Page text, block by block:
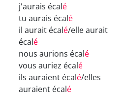
j'aurais écalé
tu aurais écalé
il aurait écalé/elle aurait
écalé
nous aurions écalé
vous auriez écalé
ils auraient écalé/elles
auraient écalé